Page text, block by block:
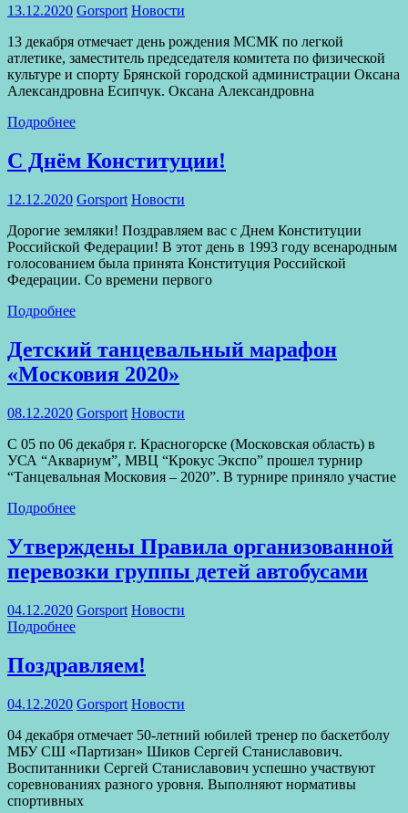
13.12.2020 Gorsport Новости
13 декабря отмечает день рождения МСМК по легкой
атлетике, заместитель председателя комитета по физической
культуре и спорту Брянской городской администрации Оксана
Александровна Есипчук. Оксана Александровна
Подробнее
С Днём Конституции!
12.12.2020 Gorsport Новости
Дорогие земляки! Поздравляем вас с Днем Конституции
Российской Федерации! В этот день в 1993 году всенародным
голосованием была принята Конституция Российской
Федерации. Со времени первого
Подробнее
Детский танцевальный марафон
«Московия 2020»
08.12.2020 Gorsport Новости
С 05 по 06 декабря г. Красногорске (Московская область) в
УСА “Аквариум”, МВЦ “Крокус Экспо” прошел турнир
“Танцевальная Московия – 2020”. В турнире приняло участие
Подробнее
Утверждены Правила организованной
перевозки группы детей автобусами
04.12.2020 Gorsport Новости
Подробнее
Поздравляем!
04.12.2020 Gorsport Новости
04 декабря отмечает 50-летний юбилей тренер по баскетболу
МБУ СШ «Партизан» Шиков Сергей Станиславович.
Воспитанники Сергей Станиславович успешно участвуют
соревнованиях разного уровня. Выполняют нормативы
спортивных